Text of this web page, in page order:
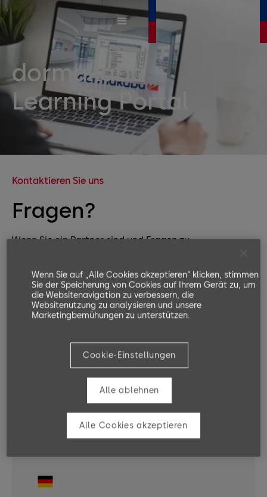
dormakaba
Learning Portal
Kontaktieren Sie uns
Fragen?
Wenn Sie ein Partner sind und Fragen zu
wenden Sie sich bitte an Ihre lokale
Trainingsgruppe:
Trainingsorganisation Frankreich
Learning Portal
Wenn Sie auf „Alle Cookies akzeptieren“ klicken, stimmen
Sie der Speicherung von Cookies auf Ihrem Gerät zu, um
die Websitenavigation zu verbessern, die
Websitenutzung zu analysieren und unsere
Marketingbemühungen zu unterstützen.
Cookie-Einstellungen
Alle ablehnen
Alle Cookies akzeptieren